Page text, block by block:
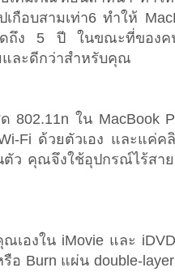
กือบสามเท่า6 ทำให้
ดถึง 5 ปี ในขณะที่ของค
และดีกว่าสำหรับคุณ
802.11n ใน MacBook
Fi ด้วยตัวเอง และแค่ค
ตัว คุณจึงใช้อุปกรณ์ไร้สา
เองใน iMovie และ
อ Burn แผ่น double-